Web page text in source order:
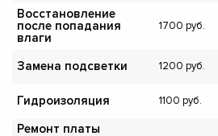
Восстановление
после попадания
влаги
1700
Замена подсветки 1200
Гидроизоляция 1100
Ремонт платы